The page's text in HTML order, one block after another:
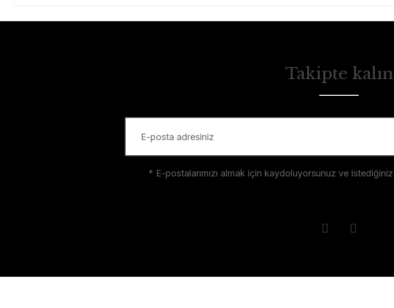
Takipte kalın
* E-postalarımızı almak için kaydoluyorsunuz ve